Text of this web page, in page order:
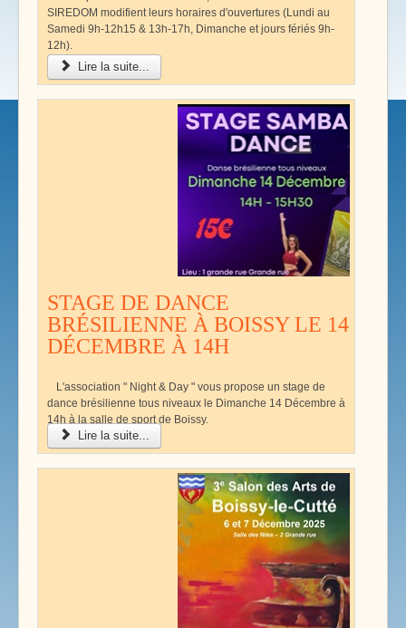
SIREDOM modifient leurs horaires d'ouvertures (Lundi au
Samedi 9h-12h15 & 13h-17h, Dimanche et jours fériés 9h-
12h).
Lire la suite...
STAGE DE DANCE
BRÉSILIENNE À BOISSY LE 14
DÉCEMBRE À 14H
L'association " Night & Day " vous propose un stage de
dance brésilienne tous niveaux le Dimanche 14 Décembre à
14h à la salle de sport de Boissy.
Lire la suite...